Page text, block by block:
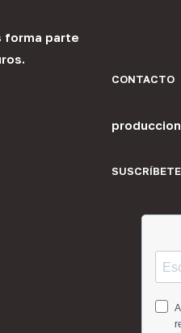
forma parte
.
CONTACTO